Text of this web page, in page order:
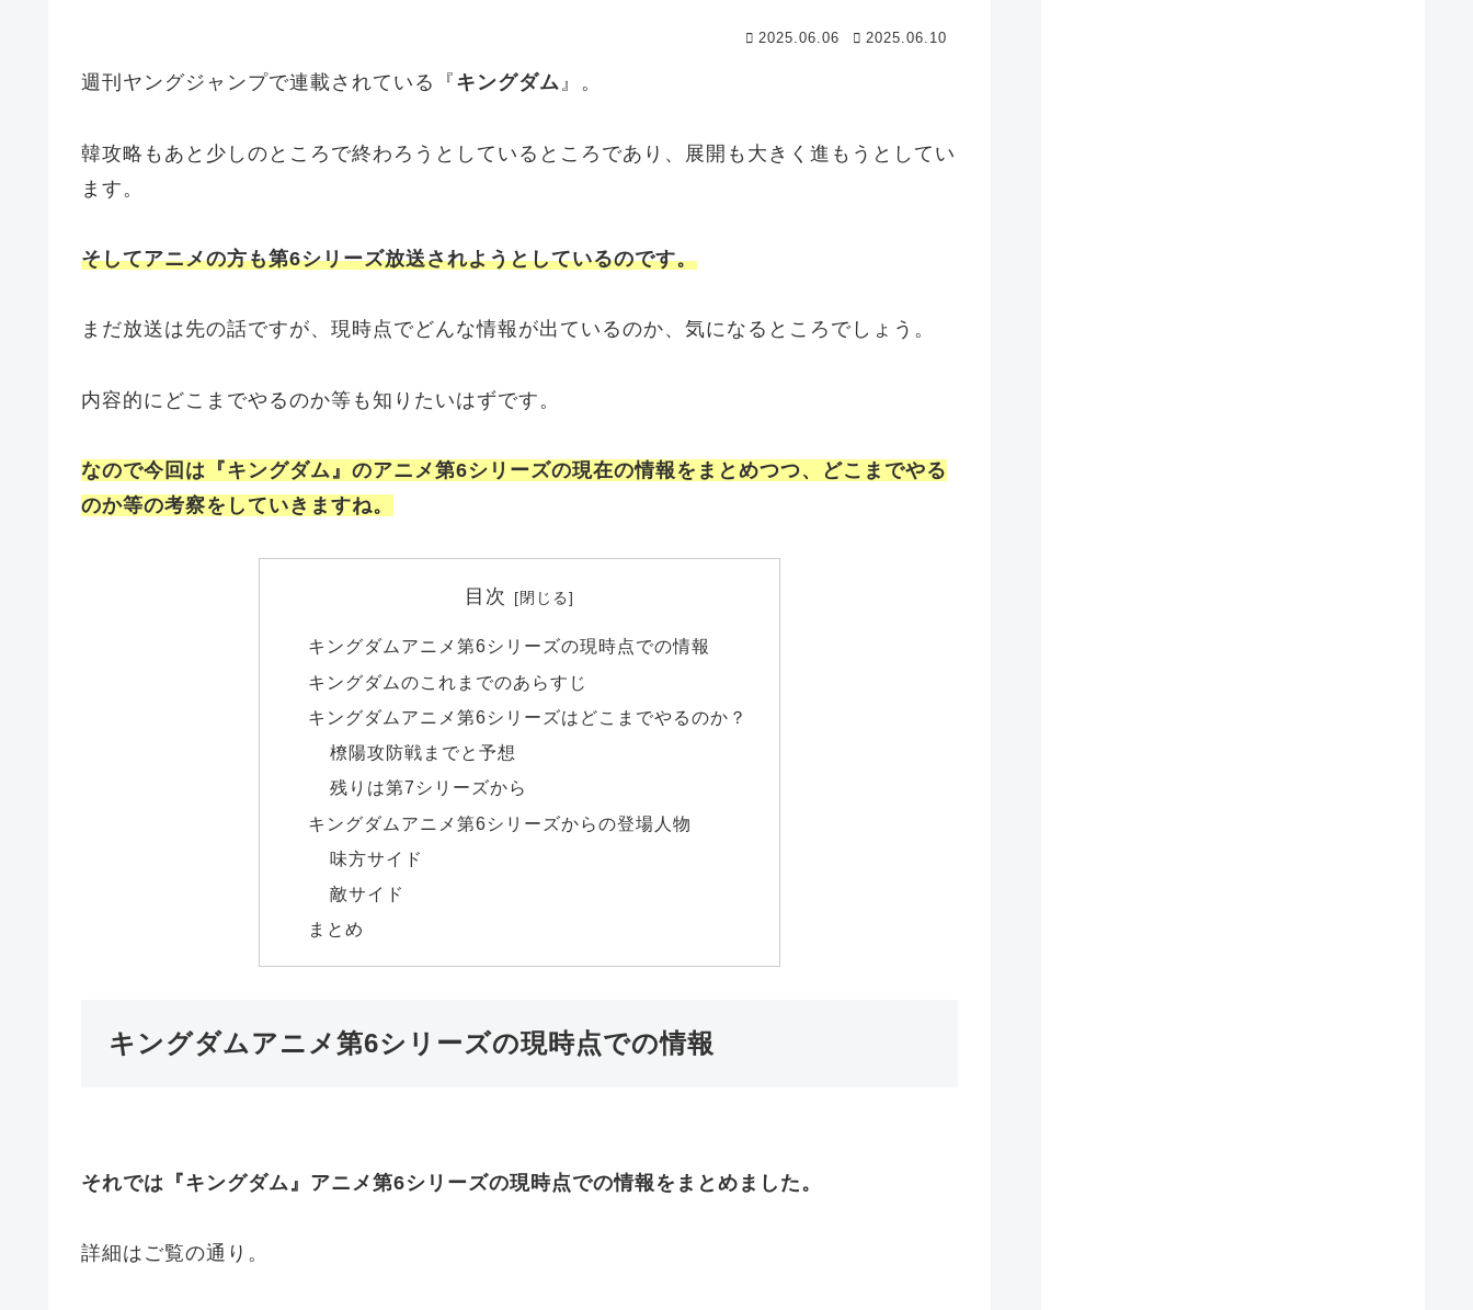
2025.06.06 2025.06.10
週刊ヤングジャンプで連載されている『 キングダム』。
韓攻略もあと少しのところで終わろうとしているところであり、展開も大きく進もうとしてい
ます。
そしてアニメの方も第6シリーズ放送されようとしているのです。
まだ放送は先の話ですが、現時点でどんな情報が出ているのか、気になるところでしょう。
内容的にどこまでやるのか等も知りたいはずです。
なので今回は『キングダム』のアニメ第6シリーズの現在の情報をまとめつつ、どこまでやる
のか等の考察をしていきますね。
目次
キングダムアニメ第6シリーズの現時点での情報
キングダムのこれまでのあらすじ
キングダムアニメ第6シリーズはどこまでやるのか？
橑陽攻防戦までと予想
残りは第7シリーズから
キングダムアニメ第6シリーズからの登場人物
味方サイド
敵サイド
まとめ
キングダムアニメ第6シリーズの現時点での情報
それでは『キングダム』アニメ第6シリーズの現時点での情報をまとめました。
詳細はご覧の通り。